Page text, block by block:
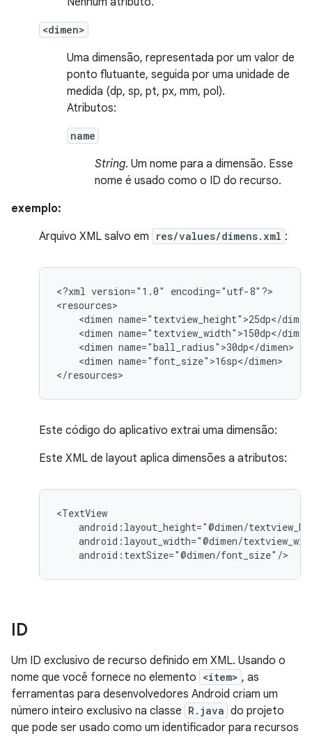
<dimen>
Uma dimensão, representada por um valor de
ponto flutuante, seguida por uma unidade de
medida (dp, sp, pt, px, mm, pol).
Atributos:
name
String. Um nome para a dimensão. Esse
nome é usado como o ID do recurso.
exemplo:
Arquivo XML salvo em
res/values/dimens.xml :
<?xml version="1.0"
encoding="utf-8"?>
<dimen
<dimen
<dimen
<dimen name="font_size">16sp</dimen>
</resources>
Este código do aplicativo extrai uma dimensão:
Este XML de layout aplica dimensões a atributos:
android:textSize="@dimen/font_size"/>
ID
Um ID exclusivo de recurso definido em XML. Usando o
nome que você fornece no elemento <item> , as
ferramentas para desenvolvedores Android criam um
número inteiro exclusivo na classe R.java do projeto
que pode ser usado como um identificador para recursos